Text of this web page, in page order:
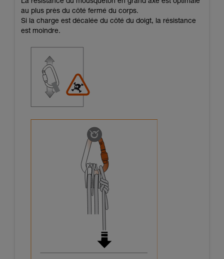
La résistance du mousqueton en grand axe est optimale
au plus près du côté fermé du corps.
Si la charge est décalée du côté du doigt, la résistance
est moindre.